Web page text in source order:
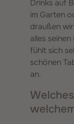
Drinks auf
im Garten
draußen
alles
fühlt sich
schönen
an.